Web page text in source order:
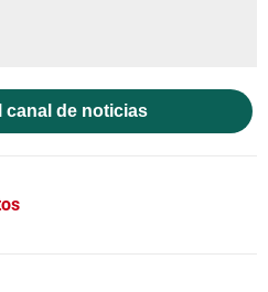
canal de noticias